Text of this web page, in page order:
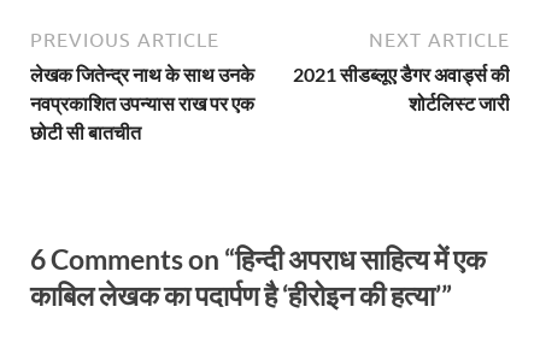
PREVIOUS ARTICLE
लेखक जितेन्द्र नाथ के साथ उनके
नवप्रकाशित उपन्यास राख पर एक
छोटी सी बातचीत
NEXT ARTICLE
2021 सीडब्लूए डैगर अवार्ड्स की
शोर्टलिस्ट जारी
6 Comments on “हिन्दी अपराध साहित्य में एक
काबिल लेखक का पदार्पण है ‘हीरोइन की हत्या’”